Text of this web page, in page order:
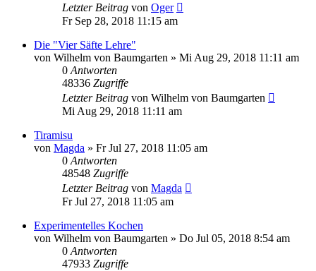
Letzter Beitrag von Oger
Fr Sep 28, 2018 11:15 am
Die "Vier Säfte Lehre"
von Wilhelm von Baumgarten » Mi Aug 29, 2018 11:11 am
0 Antworten
48336 Zugriffe
Letzter Beitrag von Wilhelm von Baumgarten
Mi Aug 29, 2018 11:11 am
Tiramisu
von Magda » Fr Jul 27, 2018 11:05 am
0 Antworten
48548 Zugriffe
Letzter Beitrag von Magda
Fr Jul 27, 2018 11:05 am
Experimentelles Kochen
von Wilhelm von Baumgarten » Do Jul 05, 2018 8:54 am
0 Antworten
47933 Zugriffe